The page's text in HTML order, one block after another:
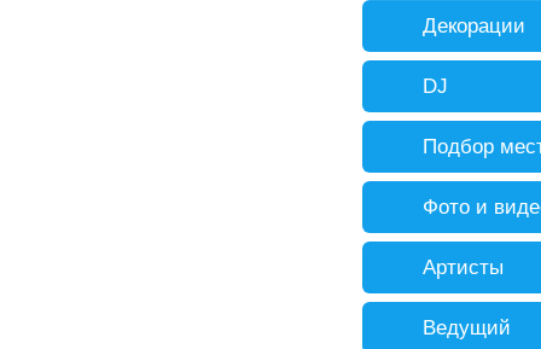
Декорации
DJ
Подбор
Фото и
Артисты
Ведущий